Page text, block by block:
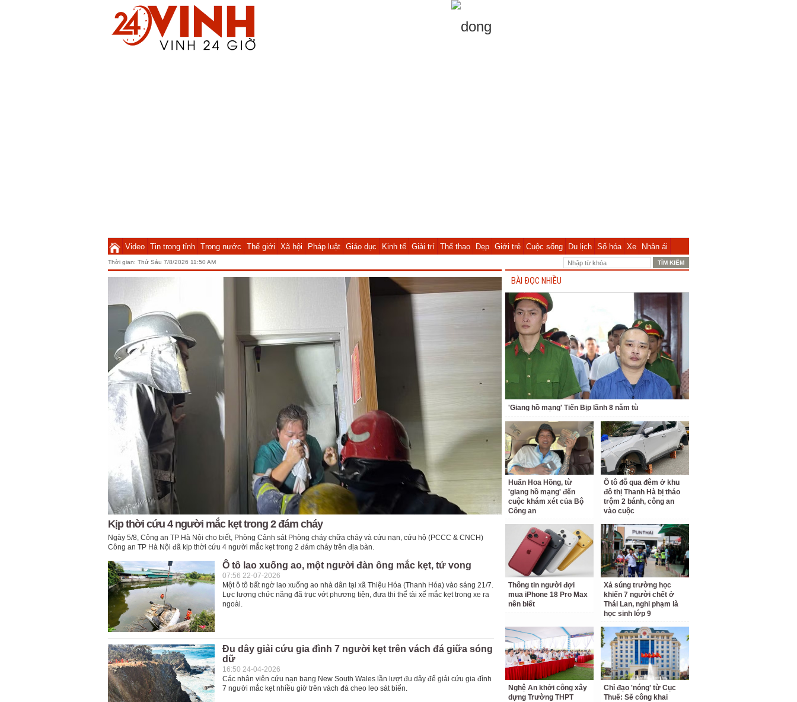
Video Tin trong tỉnh Trong nước Thế giới Xã hội Pháp luật Giáo dục Kinh tế Giải trí Thể thao Đẹp Giới trẻ Cuộc sống Du lịch Số hóa Xe Nhân ái
Thời gian: Thứ Sáu 7/8/2026 11:50 AM
Kịp thời cứu 4 người mắc kẹt trong 2 đám cháy
Ngày 5/8, Công an TP Hà Nội cho biết, Phòng Cảnh sát Phòng cháy chữa cháy và cứu nạn, cứu hộ (PCCC & CNCH)
Công an TP Hà Nội đã kịp thời cứu 4 người mắc kẹt trong 2 đám cháy trên địa bàn.
Ô tô lao xuống ao, một người đàn ông mắc kẹt, tử vong
07:56 22-07-2026
Một ô tô bất ngờ lao xuống ao nhà dân tại xã Thiệu Hóa (Thanh Hóa) vào sáng 21/7.
Lực lượng chức năng đã trục vớt phương tiện, đưa thi thể tài xế mắc kẹt trong xe ra
ngoài.
Đu dây giải cứu gia đình 7 người kẹt trên vách đá giữa sóng
dữ
16:50 24-04-2026
Các nhân viên cứu nạn bang New South Wales lần lượt đu dây để giải cứu gia đình
7 người mắc kẹt nhiều giờ trên vách đá cheo leo sát biển.
BÀI ĐỌC NHIỀU
'Giang hồ mạng' Tiến Bịp lãnh 8 năm tù
Huấn Hoa Hồng, từ
'giang hồ mạng' đến
cuộc khám xét của Bộ
Công an
Ô tô đỗ qua đêm ở khu
đô thị Thanh Hà bị tháo
trộm 2 bánh, công an
vào cuộc
Thông tin người đợi
mua iPhone 18 Pro Max
nên biết
Xả súng trường học
khiến 7 người chết ở
Thái Lan, nghi phạm là
học sinh lớp 9
Nghệ An khởi công xây
dựng Trường THPT
Chỉ đạo 'nóng' từ Cục
Thuế: Sẽ công khai